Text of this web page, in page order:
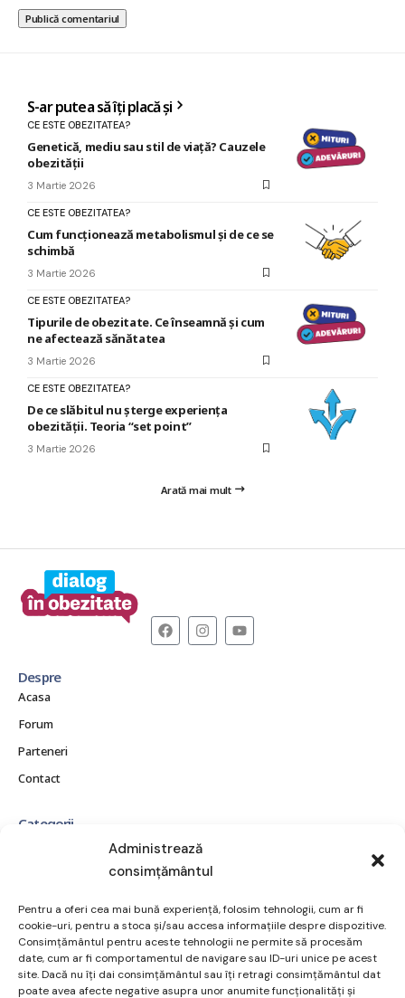
Administrează
consimțământul
Pentru a oferi cea mai bună experiență, folosim tehnologii, cum ar fi
cookie-uri, pentru a stoca și/sau accesa informațiile despre dispozitive.
Consimțământul pentru aceste tehnologii ne permite să procesăm
date, cum ar fi comportamentul de navigare sau ID-uri unice pe acest
site. Dacă nu îți dai consimțământul sau îți retragi consimțământul dat
poate avea afecte negative asupra unor anumite funcționalități și
S-ar putea să îți placă și
CE ESTE OBEZITATEA?
Genetică, mediu sau stil de viață? Cauzele
obezității
3 Martie 2026
CE ESTE OBEZITATEA?
Cum funcționează metabolismul și de ce se
schimbă
3 Martie 2026
CE ESTE OBEZITATEA?
Tipurile de obezitate. Ce înseamnă și cum
ne afectează sănătatea
3 Martie 2026
CE ESTE OBEZITATEA?
De ce slăbitul nu șterge experiența
obezității. Teoria “set point”
3 Martie 2026
Arată mai mult
Despre
Acasa
Forum
Parteneri
Contact
Categorii
CE ESTE OBEZITATEA?
CONSECINȚE ȘI COMPLICAȚII
POVEȘTI REALE
RESURSE ȘI SUPORT
TRATAMENT ȘI OPȚIUNI